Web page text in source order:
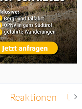
Reaktionen